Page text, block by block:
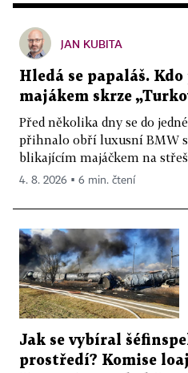
JAN KUBITA
Hledá se papaláš.
majákem skrze
Před několika dny se do
přihnalo obří luxusní BMW
blikajícím majáčkem na
4. 8. 2026 ▪ 6 min. čtení
Jak se vybíral
prostředí? Komise